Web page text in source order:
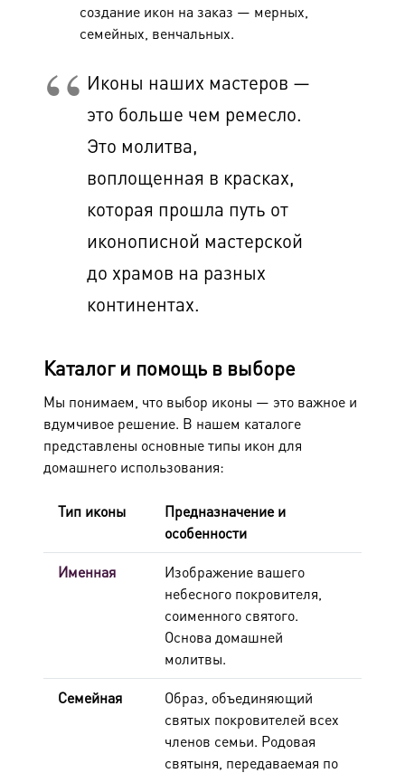
создание икон на заказ — мерных,
семейных, венчальных.
Иконы наших мастеров —
это больше чем ремесло.
Это молитва,
воплощенная в красках,
которая прошла путь от
иконописной мастерской
до храмов на разных
континентах.
Каталог и помощь в выборе
Мы понимаем, что выбор иконы — это важное и
вдумчивое решение. В нашем каталоге
представлены основные типы икон для
домашнего использования:
Тип иконы
Предназначение и
особенности
Именная
Изображение вашего
небесного покровителя,
соименного святого.
Основа домашней
молитвы.
Семейная
Образ, объединяющий
святых покровителей всех
членов семьи. Родовая
святыня, передаваемая по